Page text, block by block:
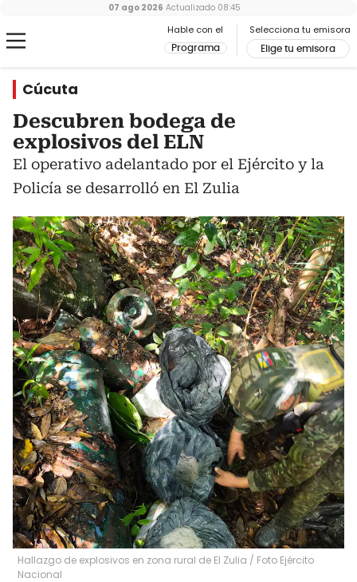
Hable con el
Programa
Selecciona tu emisora
Elige tu emisora
07 ago 2026 Actualizado 08:45
Cúcuta
Descubren bodega de
explosivos del ELN
El operativo adelantado por el Ejército y la
Policía se desarrolló en El Zulia
Hallazgo de explosivos en zona rural de El Zulia / Foto Ejército
Nacional